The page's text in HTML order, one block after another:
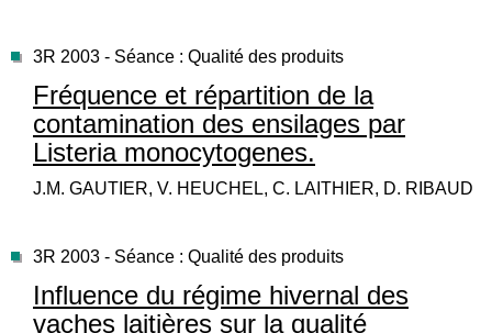
3R 2003 - Séance : Qualité des produits
Fréquence et répartition de la
contamination des ensilages par
Listeria monocytogenes.
J.M. GAUTIER, V. HEUCHEL, C. LAITHIER, D. RIBAUD
3R 2003 - Séance : Qualité des produits
Influence du régime hivernal des
vaches laitières sur la qualité